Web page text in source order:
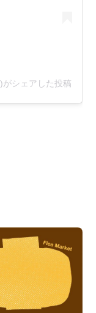
シェアした投稿